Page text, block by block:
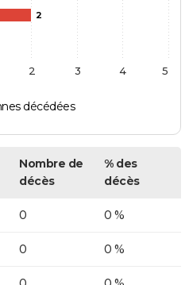
2
décédées
2 3 4 5
Nombre de
décès
% des
décès
0 0 %
0 0 %